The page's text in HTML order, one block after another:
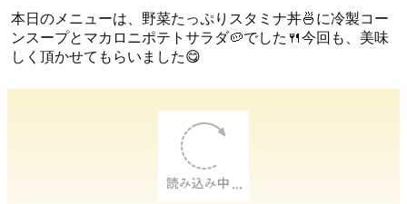
本日のメニューは、野菜たっぷりスタミナ丼🍜に冷製コー
ンスープとマカロニポテトサラダ🥔でした🍴今回も、美味
しく頂かせてもらいました😋